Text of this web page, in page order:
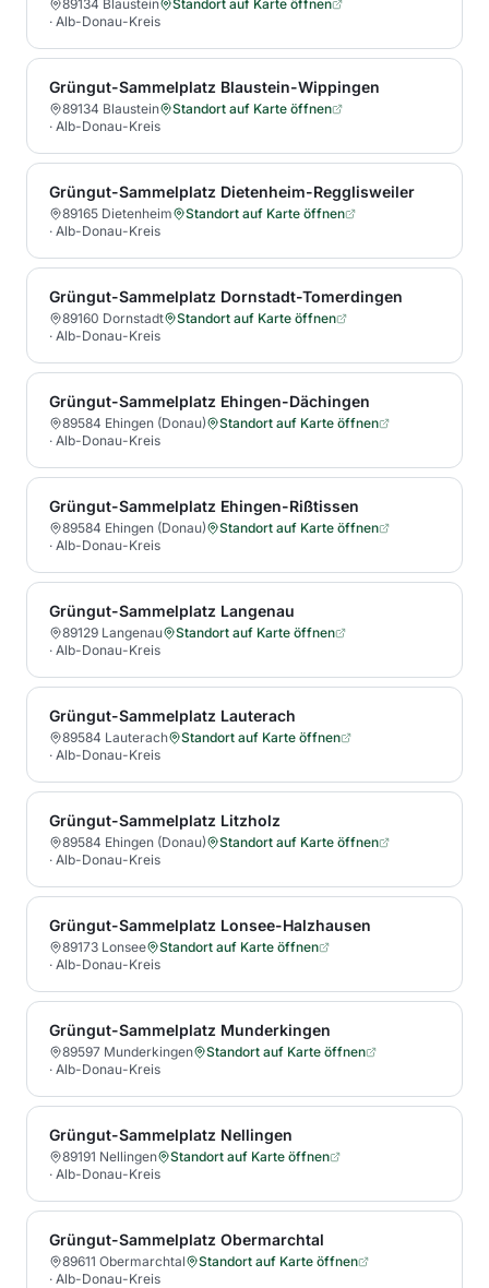
89134 Blaustein
Standort auf Karte öffnen
· Alb-Donau-Kreis
Grüngut-Sammelplatz Blaustein-Wippingen
89134 Blaustein
Standort auf Karte öffnen
· Alb-Donau-Kreis
Grüngut-Sammelplatz Dietenheim-Regglisweiler
89165 Dietenheim
Standort auf Karte öffnen
· Alb-Donau-Kreis
Grüngut-Sammelplatz Dornstadt-Tomerdingen
89160 Dornstadt
Standort auf Karte öffnen
· Alb-Donau-Kreis
Grüngut-Sammelplatz Ehingen-Dächingen
89584 Ehingen (Donau)
Standort auf Karte öffnen
· Alb-Donau-Kreis
Grüngut-Sammelplatz Ehingen-Rißtissen
89584 Ehingen (Donau)
Standort auf Karte öffnen
· Alb-Donau-Kreis
Grüngut-Sammelplatz Langenau
89129 Langenau
Standort auf Karte öffnen
· Alb-Donau-Kreis
Grüngut-Sammelplatz Lauterach
89584 Lauterach
Standort auf Karte öffnen
· Alb-Donau-Kreis
Grüngut-Sammelplatz Litzholz
89584 Ehingen (Donau)
Standort auf Karte öffnen
· Alb-Donau-Kreis
Grüngut-Sammelplatz Lonsee-Halzhausen
89173 Lonsee
Standort auf Karte öffnen
· Alb-Donau-Kreis
Grüngut-Sammelplatz Munderkingen
89597 Munderkingen
Standort auf Karte öffnen
· Alb-Donau-Kreis
Grüngut-Sammelplatz Nellingen
89191 Nellingen
Standort auf Karte öffnen
· Alb-Donau-Kreis
Grüngut-Sammelplatz Obermarchtal
89611 Obermarchtal
Standort auf Karte öffnen
· Alb-Donau-Kreis